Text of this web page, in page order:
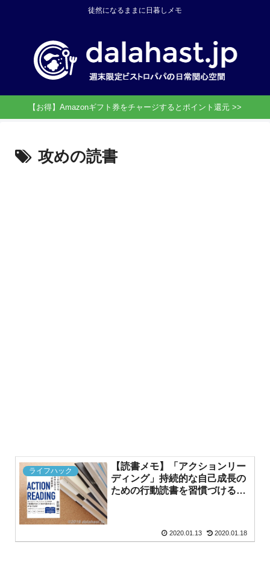
徒然になるままに日暮しメモ
【お得】Amazonギフト券をチャージするとポイント還元 >>
攻めの読書
ライフハック
【読書メモ】「アクションリー
ディング」持続的な自己成長の
ための行動読書を習慣づけるコ
2020.01.13 2020.01.18